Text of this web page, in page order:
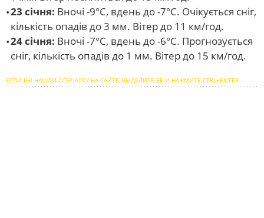
23 січня: Вночі -9°С, вдень до -7°С. Очікується сніг,
кількість опадів до 3 мм. Вітер до 11 км/год.
24 січня: Вночі -7°С, вдень до -6°С. Прогнозується
сніг, кількість опадів до 1 мм. Вітер до 15 км/год.
ЕСЛИ ВЫ НАШЛИ ОПЕЧАТКУ НА САЙТЕ, ВЫДЕЛИТЕ ЕЕ И НАЖМИТЕ CTRL+ENTER